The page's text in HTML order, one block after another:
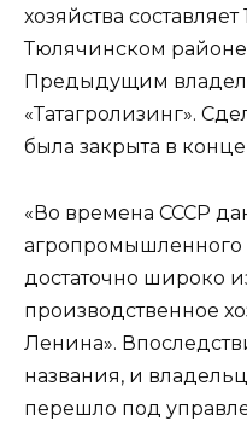
хозяйства
Тюлячинском районе
Предыдущим
«Татагролизинг».
была закрыта в
«Во времена СССР
агропромышленного
достаточно широко
производственное
Ленина».
названия, и
перешло под